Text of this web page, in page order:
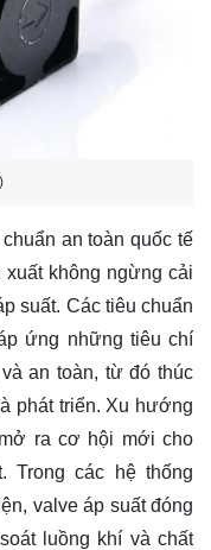
an toàn quốc tế
không ngừng cải
suất. Các tiêu chuẩn
ứng những tiêu chí
an toàn, từ đó thúc
phát triển. Xu hướng
ra cơ hội mới cho
Trong các hệ thống
valve áp suất đóng
luồng khí và chất